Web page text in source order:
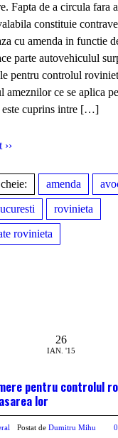
Fapta de a circula fara
constituie
cu amenda in functie
parte autovehiculul
pentru controlul
ameznilor ce se aplica
cuprins intre […]
amenda
rovinieta
rovinieta
26
IAN. '15
pentru controlul
lor
Postat de Dumitru Mihu